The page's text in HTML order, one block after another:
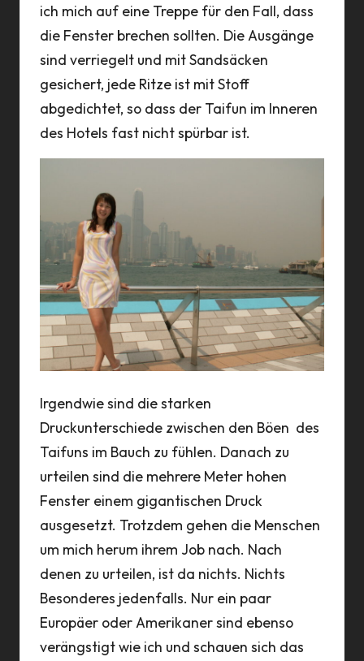
ich mich auf eine Treppe für den Fall, dass
die Fenster brechen sollten. Die Ausgänge
sind verriegelt und mit Sandsäcken
gesichert, jede Ritze ist mit Stoff
abgedichtet, so dass der Taifun im Inneren
des Hotels fast nicht spürbar ist.
Irgendwie sind die starken
Druckunterschiede zwischen den Böen des
Taifuns im Bauch zu fühlen. Danach zu
urteilen sind die mehrere Meter hohen
Fenster einem gigantischen Druck
ausgesetzt. Trotzdem gehen die Menschen
um mich herum ihrem Job nach. Nach
denen zu urteilen, ist da nichts. Nichts
Besonderes jedenfalls. Nur ein paar
Europäer oder Amerikaner sind ebenso
verängstigt wie ich und schauen sich das